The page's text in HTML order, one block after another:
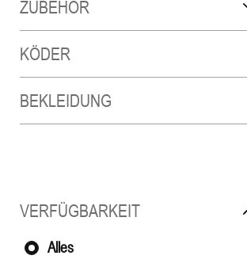
ZUBEHÖR
KÖDER
BEKLEIDUNG
VERFÜGBARKEIT
Alles